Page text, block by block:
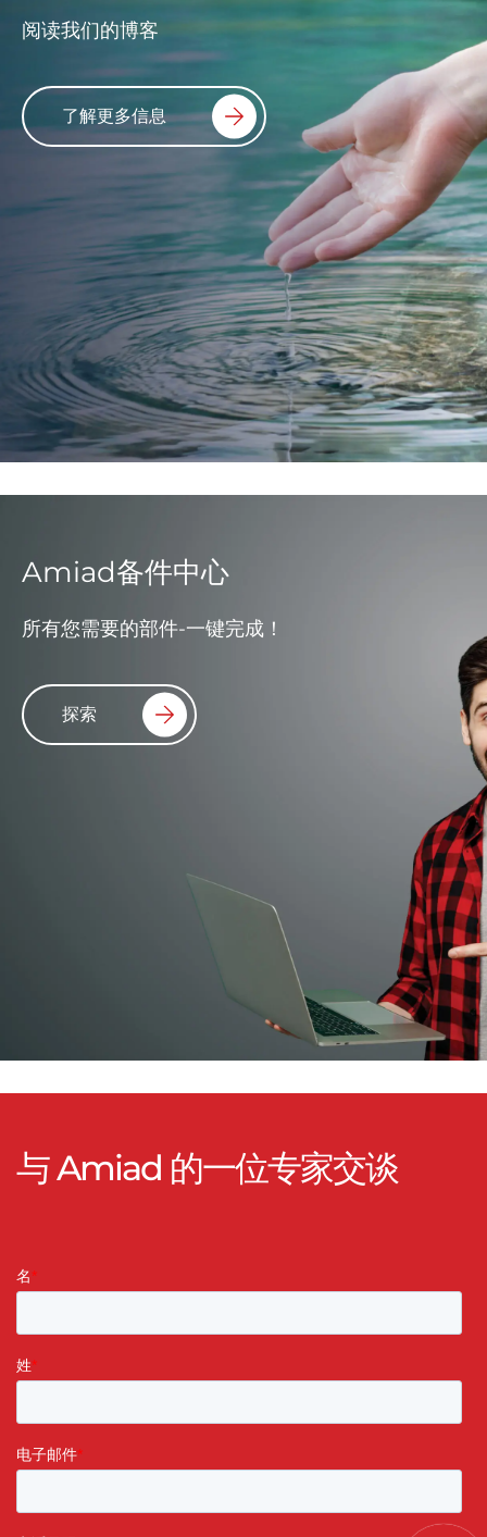
阅读我们的博客
了解更多信息
Amiad备件中心
所有您需要的部件-一键完成！
探索
与 Amiad 的一位专家交谈